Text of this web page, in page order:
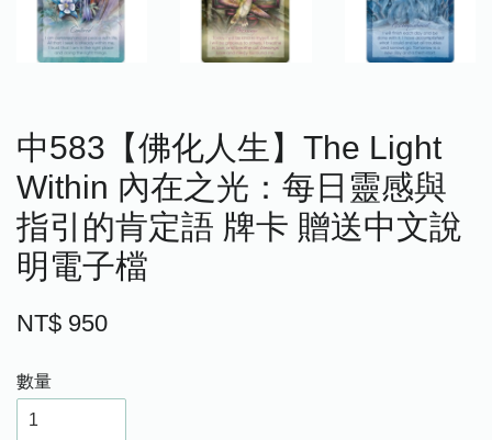
中583【佛化人生】The Light
Within 內在之光：每日靈感與
指引的肯定語 牌卡 贈送中文說
明電子檔
NT$ 950
數量